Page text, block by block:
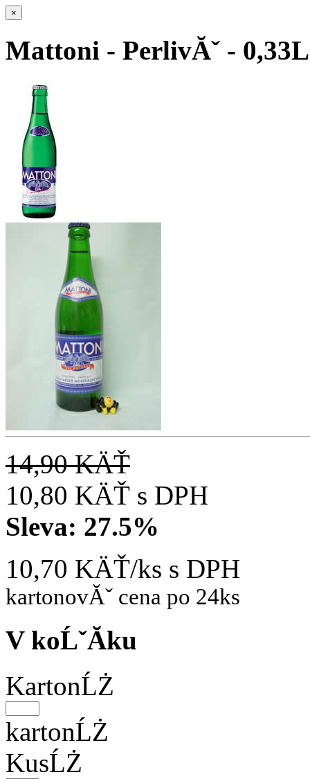
×
Mattoni - PerlivĂˇ -
14,90 KÄŤ
10,80 KÄŤ s DPH
Sleva: 27.5%
10,70 KÄŤ/ks s DPH
kartonovĂˇ cena po 24ks
V koĹˇĂ­ku
KartonĹŻ
kartonĹŻ
KusĹŻ